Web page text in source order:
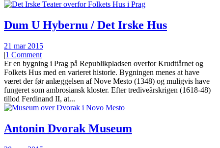
Dum U Hybernu / Det Irske Hus
21 mar 2015
|1 Comment
Er en bygning i Prag på Republikpladsen overfor Krudttårnet og
Folkets Hus med en varieret historie. Bygningen menes at have
været der før anlæggelsen af Nove Mesto (1348) og muligvis have
fungeret som ambrosiansk kloster. Efter trediveårskrigen (1618-48)
tillod Ferdinand II, at...
Antonin Dvorak Museum